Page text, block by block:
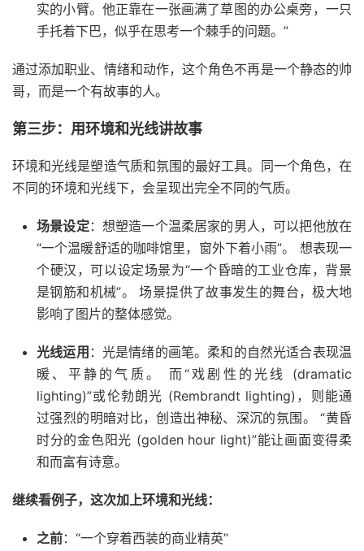
实的小臂。他正靠在一张画满了草图的办公桌旁，一只
手托着下巴，似乎在思考一个棘手的问题。”
通过添加职业、情绪和动作，这个角色不再是一个静态的帅
哥，而是一个有故事的人。
第三步：用环境和光线讲故事
环境和光线是塑造气质和氛围的最好工具。同一个角色，在
不同的环境和光线下，会呈现出完全不同的气质。
场景设定：想塑造一个温柔居家的男人，可以把他放在
“一个温暖舒适的咖啡馆里，窗外下着小雨”。 想表现一
个硬汉，可以设定场景为“一个昏暗的工业仓库，背景
是钢筋和机械”。 场景提供了故事发生的舞台，极大地
影响了图片的整体感觉。
光线运用 ：光是情绪的画笔。柔和的自然光适合表现温
暖、平静的气质。 而“戏剧性的光线 (dramatic
lighting)”或伦勃朗光 (Rembrandt lighting)，则能通
过强烈的明暗对比，创造出神秘、深沉的氛围。 “黄昏
时分的金色阳光 (golden hour light)”能让画面变得柔
和而富有诗意。
继续看例子，这次加上环境和光线：
之前：“一个穿着西装的商业精英”